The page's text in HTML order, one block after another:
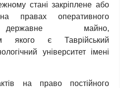
стані закріплене або
правах оперативного
майно,
якого є Таврійський
університет імені
на право постійного